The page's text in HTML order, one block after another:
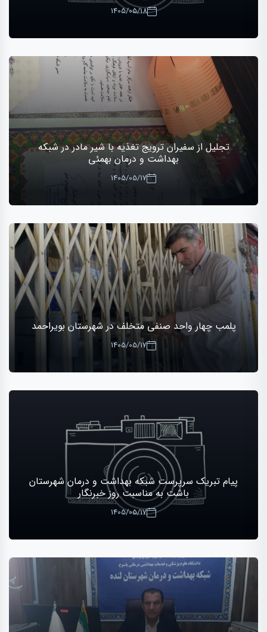
1405/05/18
تجلیل از سفیران ترویج تغذیه با شیر مادر در شبکه
بهداشت و درمان بهمئی
1405/05/17
پلمب چهار واحد صنفی متخلف در شهرستان بویراحمد
1405/05/17
پیام تبریک سرپرست شبکه بهداشت و درمان شهرستان
باشت به مناسبت روز خبرنگار
1405/05/17